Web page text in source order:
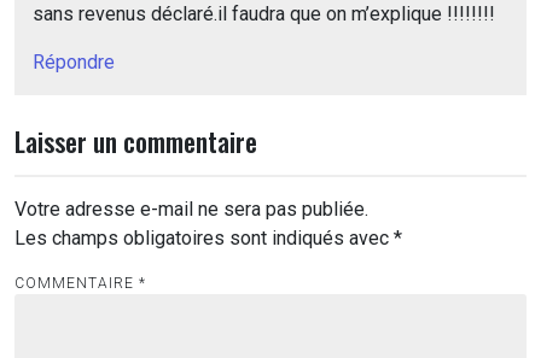
sans revenus déclaré.il faudra que on m’explique !!!!!!!!
Répondre
Laisser un commentaire
Votre adresse e-mail ne sera pas publiée.
Les champs obligatoires sont indiqués avec *
COMMENTAIRE *